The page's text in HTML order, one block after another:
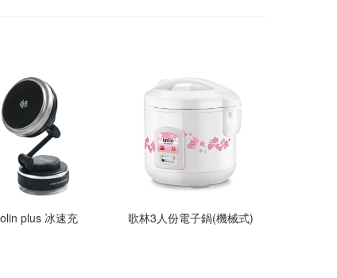
plus 冰速充 歌林3人份電子鍋(機械式)